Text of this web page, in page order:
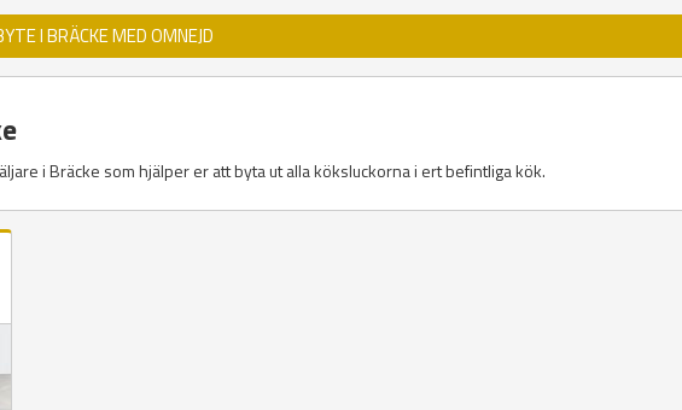
I BRÄCKE MED OMNEJD
i Bräcke som hjälper er att byta ut alla köksluckorna i ert befintliga kök.